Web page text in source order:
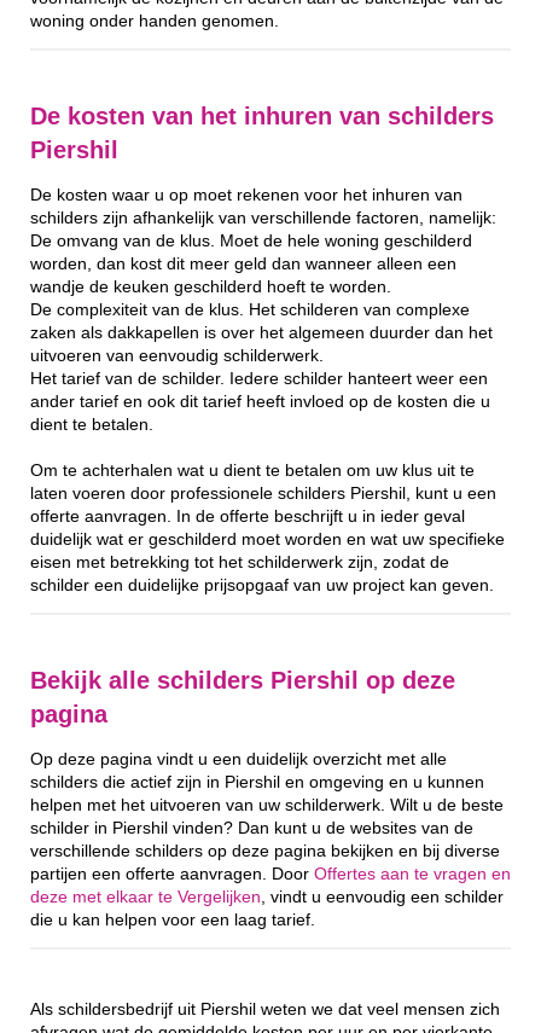
woning onder handen genomen.
De kosten van het inhuren van schilders
Piershil
De kosten waar u op moet rekenen voor het inhuren van
schilders zijn afhankelijk van verschillende factoren, namelijk:
De omvang van de klus. Moet de hele woning geschilderd
worden, dan kost dit meer geld dan wanneer alleen een
wandje de keuken geschilderd hoeft te worden.
De complexiteit van de klus. Het schilderen van complexe
zaken als dakkapellen is over het algemeen duurder dan het
uitvoeren van eenvoudig schilderwerk.
Het tarief van de schilder. Iedere schilder hanteert weer een
ander tarief en ook dit tarief heeft invloed op de kosten die u
dient te betalen.
Om te achterhalen wat u dient te betalen om uw klus uit te
laten voeren door professionele schilders Piershil, kunt u een
offerte aanvragen. In de offerte beschrijft u in ieder geval
duidelijk wat er geschilderd moet worden en wat uw specifieke
eisen met betrekking tot het schilderwerk zijn, zodat de
schilder een duidelijke prijsopgaaf van uw project kan geven.
Bekijk alle schilders Piershil op deze
pagina
Op deze pagina vindt u een duidelijk overzicht met alle
schilders die actief zijn in Piershil en omgeving en u kunnen
helpen met het uitvoeren van uw schilderwerk. Wilt u de beste
schilder in Piershil vinden? Dan kunt u de websites van de
verschillende schilders op deze pagina bekijken en bij diverse
partijen een offerte aanvragen. Door Offertes aan te vragen en
deze met elkaar te Vergelijken , vindt u eenvoudig een schilder
die u kan helpen voor een laag tarief.
Als schildersbedrijf uit Piershil weten we dat veel mensen zich